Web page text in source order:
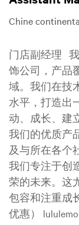
Chine
门店副经理 我
饰公司，产品
域。我们在技
水平，打造出
动、成长、建
我们的优质产
及与所在各个
我们专注于创
荣的未来。这
包容和注重成
优惠）